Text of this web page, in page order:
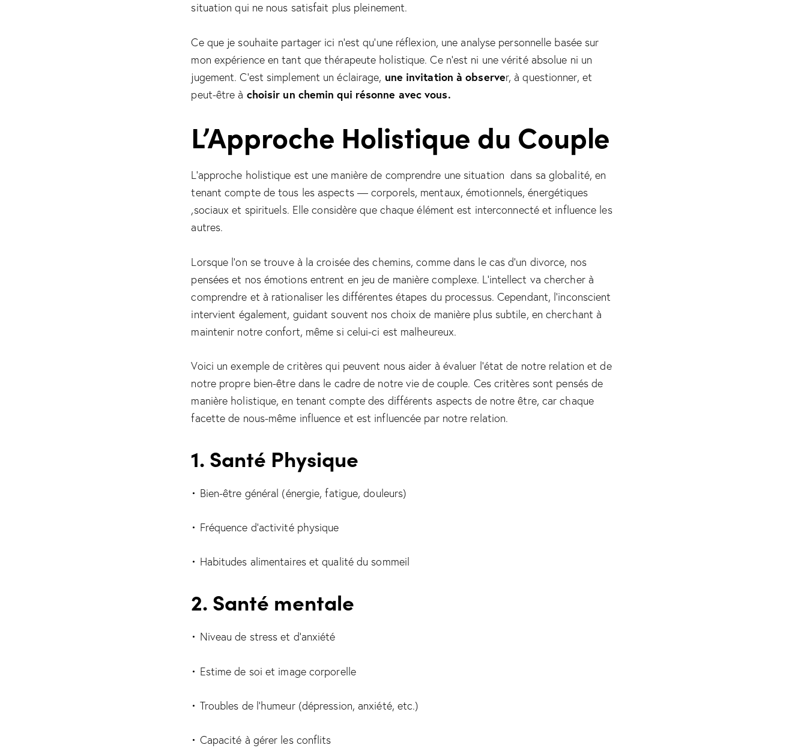
situation qui ne nous satisfait plus pleinement.
Ce que je souhaite partager ici n’est qu’une réflexion, une analyse personnelle basée sur
mon expérience en tant que thérapeute holistique. Ce n’est ni une vérité absolue ni un
jugement. C’est simplement un éclairage, une invitation à observer, à questionner, et
peut-être à choisir un chemin qui résonne avec vous.
L’Approche Holistique du Couple
L’approche holistique est une manière de comprendre une situation dans sa globalité, en
tenant compte de tous les aspects — corporels, mentaux, émotionnels, énergétiques
,sociaux et spirituels. Elle considère que chaque élément est interconnecté et influence les
autres.
Lorsque l’on se trouve à la croisée des chemins, comme dans le cas d’un divorce, nos
pensées et nos émotions entrent en jeu de manière complexe. L’intellect va chercher à
comprendre et à rationaliser les différentes étapes du processus. Cependant, l’inconscient
intervient également, guidant souvent nos choix de manière plus subtile, en cherchant à
maintenir notre confort, même si celui-ci est malheureux.
Voici un exemple de critères qui peuvent nous aider à évaluer l’état de notre relation et de
notre propre bien-être dans le cadre de notre vie de couple. Ces critères sont pensés de
manière holistique, en tenant compte des différents aspects de notre être, car chaque
facette de nous-même influence et est influencée par notre relation.
1. Santé Physique
• Bien-être général (énergie, fatigue, douleurs)
• Fréquence d’activité physique
• Habitudes alimentaires et qualité du sommeil
2. Santé mentale
• Niveau de stress et d’anxiété
• Estime de soi et image corporelle
• Troubles de l’humeur (dépression, anxiété, etc.)
• Capacité à gérer les conflits